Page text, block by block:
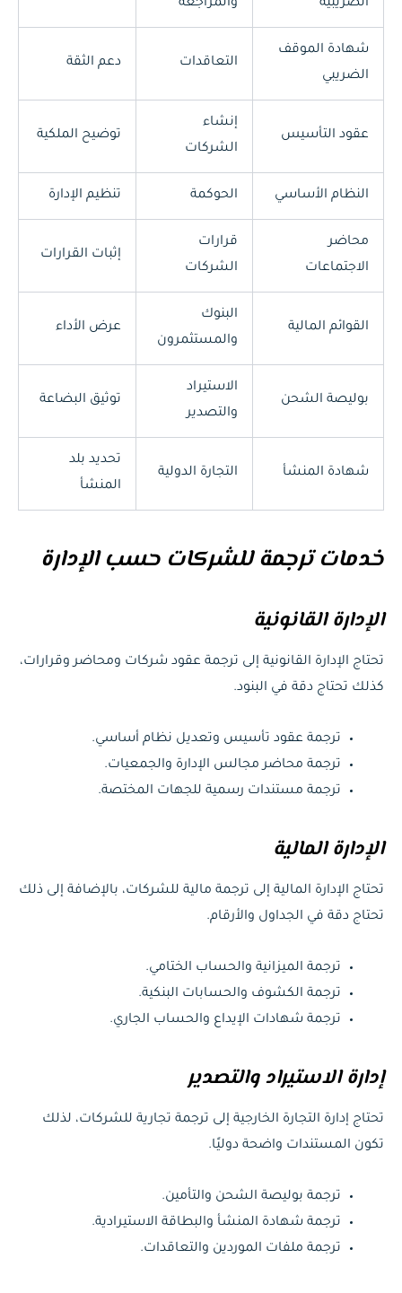
الضريبية والمراجعة
شهادة الموقف
الضريبي
التعاقدات دعم الثقة
عقود التأسيس
إنشاء
الشركات
توضيح الملكية
النظام الأساسي الحوكمة تنظيم الإدارة
محاضر
الاجتماعات
قرارات
الشركات
إثبات القرارات
القوائم المالية
البنوك
والمستثمرون
عرض الأداء
بوليصة الشحن
الاستيراد
والتصدير
توثيق البضاعة
شهادة المنشأ التجارة الدولية
تحديد بلد
المنشأ
خدمات ترجمة للشركات حسب الإدارة
الإدارة القانونية
تحتاج الإدارة القانونية إلى ترجمة عقود شركات ومحاضر وقرارات،
كذلك تحتاج دقة في البنود.
ترجمة عقود تأسيس وتعديل نظام أساسي.
ترجمة محاضر مجالس الإدارة والجمعيات.
ترجمة مستندات رسمية للجهات المختصة.
الإدارة المالية
تحتاج الإدارة المالية إلى ترجمة مالية للشركات، بالإضافة إلى ذلك
تحتاج دقة في الجداول والأرقام.
ترجمة الميزانية والحساب الختامي.
ترجمة الكشوف والحسابات البنكية.
ترجمة شهادات الإيداع والحساب الجاري.
إدارة الاستيراد والتصدير
تحتاج إدارة التجارة الخارجية إلى ترجمة تجارية للشركات، لذلك
تكون المستندات واضحة دوليًا.
ترجمة بوليصة الشحن والتأمين.
ترجمة شهادة المنشأ والبطاقة الاستيرادية.
ترجمة ملفات الموردين والتعاقدات.